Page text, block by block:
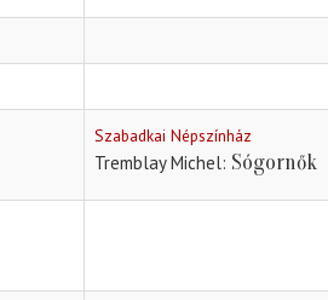
Szabadkai Népszínház
Tremblay Michel Sógornők